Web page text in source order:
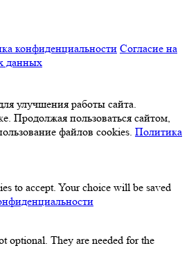
конфиденциальности Согласие на
данных
улучшения работы сайта.
Продолжая пользоваться сайтом,
файлов cookies. Политика
to accept. Your choice will be saved
optional. They are needed for the